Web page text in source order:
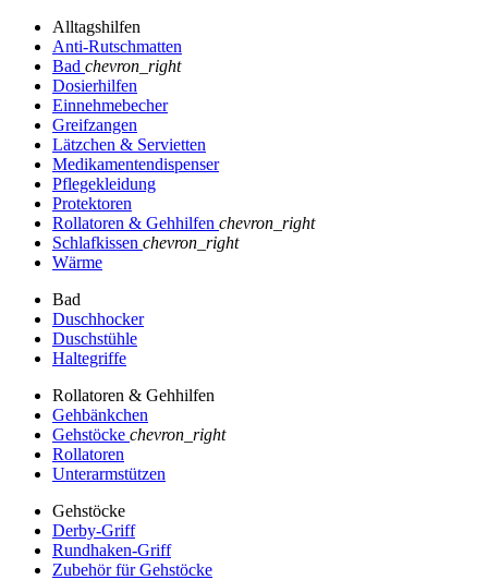
Alltagshilfen
Anti-Rutschmatten
Bad chevron_right
Dosierhilfen
Einnehmebecher
Greifzangen
Lätzchen & Servietten
Medikamentendispenser
Pflegekleidung
Protektoren
Rollatoren & Gehhilfen chevron_right
Schlafkissen chevron_right
Wärme
Bad
Duschhocker
Duschstühle
Haltegriffe
Rollatoren & Gehhilfen
Gehbänkchen
Gehstöcke chevron_right
Rollatoren
Unterarmstützen
Gehstöcke
Derby-Griff
Rundhaken-Griff
Zubehör für Gehstöcke